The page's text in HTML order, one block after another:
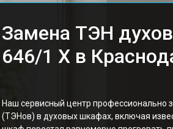
Замена ТЭН
646/1 X в
Наш сервисный центр профессионально
(ТЭНов) в духовых шкафах, включая